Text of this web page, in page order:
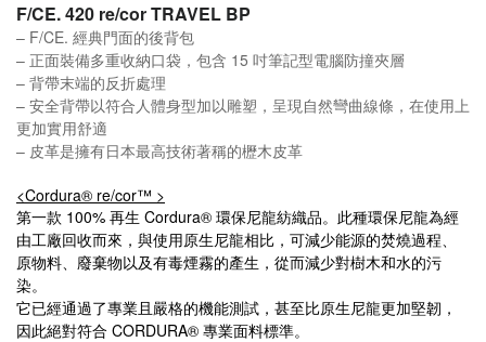
F/CE. 420 re/cor TRAVEL BP
– F/CE. 經典門面的後背包
– 正面裝備多重收納口袋，包含 15 吋筆記型電腦防撞夾層
– 背帶末端的反折處理
– 安全背帶以符合人體身型加以雕塑，呈現自然彎曲線條，在使用上
更加實用舒適
– 皮革是擁有日本最高技術著稱的櫪木皮革
<Cordura® re/cor™ >
第一款 100% 再生 Cordura® 環保尼龍紡織品。此種環保尼龍為經
由工廠回收而來，與使用原生尼龍相比，可減少能源的焚燒過程、
原物料、廢棄物以及有毒煙霧的產生，從而減少對樹木和水的污
染。
它已經通過了專業且嚴格的機能測試，甚至比原生尼龍更加堅韌，
因此絕對符合 CORDURA® 專業面料標準。